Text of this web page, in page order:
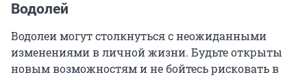
Водолей
Водолеи могут столкнуться с неожиданными
изменениями в личной жизни. Будьте открыты
новым возможностям и не бойтесь рисковать в